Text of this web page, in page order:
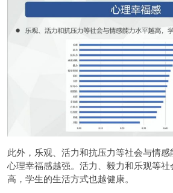
此外，乐观、活力和抗压力等社会与情
心理幸福感越强。活力、毅力和乐观等
高，学生的生活方式也越健康。